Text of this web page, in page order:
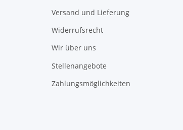
Versand und Lieferung
Widerrufsrecht
Wir über uns
Stellenangebote
Zahlungsmöglichkeiten